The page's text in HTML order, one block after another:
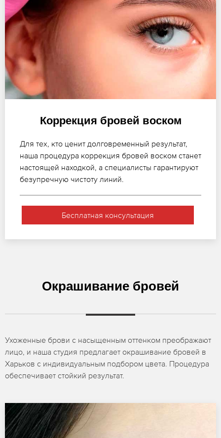
Коррекция бровей воском
Для тех, кто ценит долговременный результат,
наша процедура коррекция бровей воском станет
настоящей находкой, а специалисты гарантируют
безупречную чистоту линий.
Бесплатная консультация
Окрашивание бровей
Ухоженные брови с насыщенным оттенком преображают
лицо, и наша студия предлагает окрашивание бровей в
Харьков с индивидуальным подбором цвета. Процедура
обеспечивает стойкий результат.